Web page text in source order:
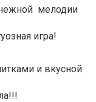
мелодии
игра!
и вкусной